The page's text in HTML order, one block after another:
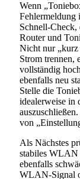
Wenn
Fehlermeldung
Schnell-Check,
Router und
Nicht nur „kurz
Strom trennen,
vollständig
ebenfalls neu
Stelle die
idealerweise in
von
Als Nächstes
stabiles WLAN
ebenfalls
WLAN-Signal